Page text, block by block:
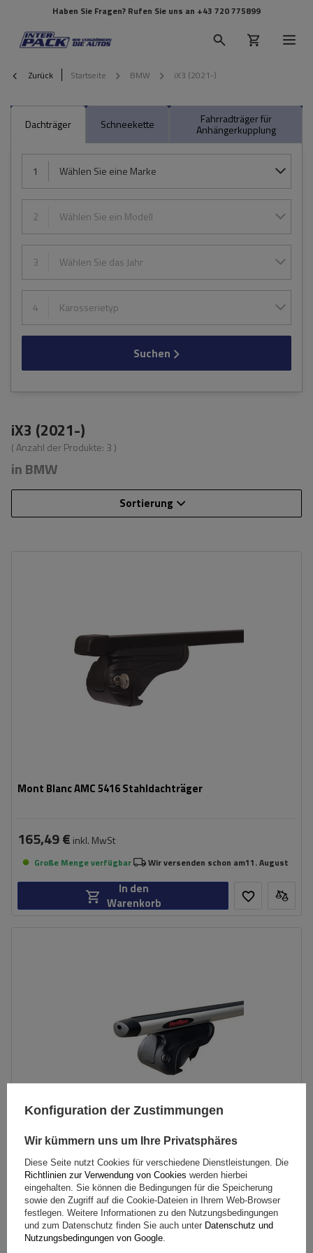
Haben Sie Fragen? Rufen Sie uns an +43 720 775899
Zurück Startseite BMW iX3 (2021-)
Dachträger Schneekette Fahrradträger für
Anhängerkupplung
1 Wählen Sie eine Marke
2 Wählen Sie ein Modell
3 Wählen Sie das Jahr
4 Karosserietyp
Suchen
iX3 (2021-)
( Anzahl der Produkte: 3 )
in BMW
Sortierung
Mont Blanc AMC 5416 Stahldachträger
165,49 € inkl. MwSt
Große Menge verfügbar Wir versenden schon am11. August
In den
Warenkorb
Mont Blanc AMC 5416-A49 Aluminium-Dachgepäckträger
für integrierte Schienen
212,49 €inkl. MwSt
Konfiguration der Zustimmungen
Wir kümmern uns um Ihre Privatsphäres
Diese Seite nutzt Cookies für verschiedene Dienstleistungen. Die
Richtlinien zur Verwendung von Cookies werden hierbei
eingehalten. Sie können die Bedingungen für die Speicherung
sowie den Zugriff auf die Cookie-Dateien in Ihrem Web-Browser
festlegen. Weitere Informationen zu den Nutzungsbedingungen
und zum Datenschutz finden Sie auch unter Datenschutz und
Nutzungsbedingungen von Google.